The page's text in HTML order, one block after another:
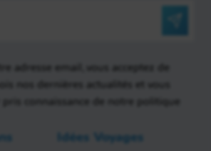
adresse email, vous acceptez de
nos dernières actualités et vous
pris connaissance de notre politique
Idées Voyages